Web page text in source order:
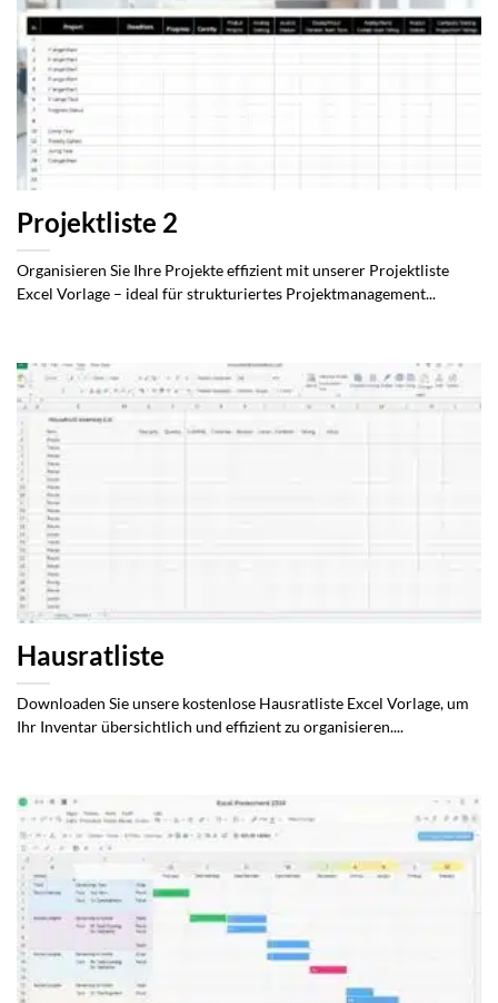
Projektliste 2
Organisieren Sie Ihre Projekte effizient mit unserer Projektliste
Excel Vorlage – ideal für strukturiertes Projektmanagement...
Hausratliste
Downloaden Sie unsere kostenlose Hausratliste Excel Vorlage, um
Ihr Inventar übersichtlich und effizient zu organisieren....